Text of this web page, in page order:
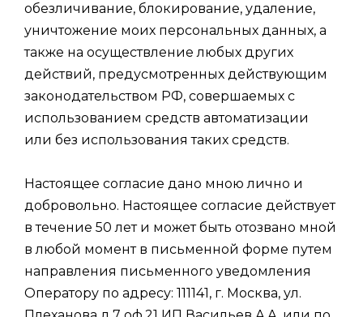
обезличивание, блокирование, удаление,
уничтожение моих персональных данных, а
также на осуществление любых других
действий, предусмотренных действующим
законодательством РФ, совершаемых с
использованием средств автоматизации
или без использования таких средств.
Настоящее согласие дано мною лично и
добровольно. Настоящее согласие действует
в течение 50 лет и может быть отозвано мной
в любой момент в письменной форме путем
направления письменного уведомления
Оператору по адресу: 111141, г. Москва, ул.